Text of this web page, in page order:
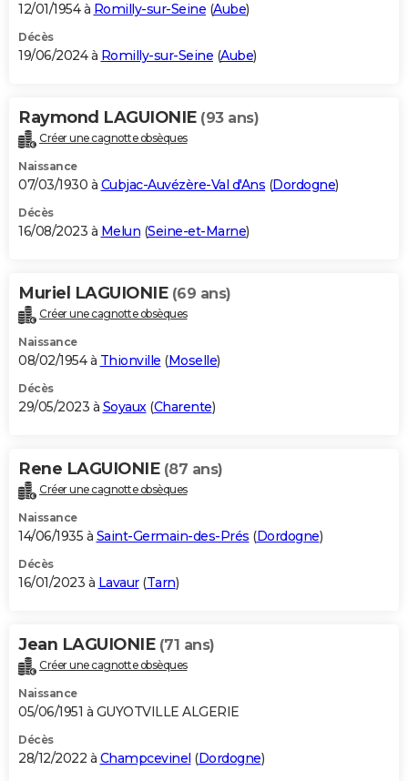
12/01/1954 à Romilly-sur-Seine (Aube)
Décès
19/06/2024 à Romilly-sur-Seine (Aube)
Raymond LAGUIONIE (93 ans)
Créer une cagnotte obsèques
Naissance
07/03/1930 à Cubjac-Auvézère-Val d'Ans (Dordogne)
Décès
16/08/2023 à Melun (Seine-et-Marne)
Muriel LAGUIONIE (69 ans)
Créer une cagnotte obsèques
Naissance
08/02/1954 à Thionville (Moselle)
Décès
29/05/2023 à Soyaux(Charente)
Rene LAGUIONIE (87 ans)
Créer une cagnotte obsèques
Naissance
14/06/1935 à Saint-Germain-des-Prés (Dordogne)
Décès
16/01/2023 à Lavaur(Tarn)
Jean LAGUIONIE (71 ans)
Créer une cagnotte obsèques
Naissance
05/06/1951 à GUYOTVILLE ALGERIE
Décès
28/12/2022 à Champcevinel (Dordogne)